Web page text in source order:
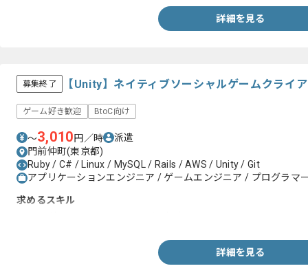
詳細を見る
募集終了 【Unity】ネイティブソーシャルゲームクライ
ゲーム好き歓迎 BtoC向け
〜3,010円／時
派遣
門前仲町(東京都)
Ruby / C# / Linux / MySQL / Rails / AWS / Unity / Git
アプリケーションエンジニア / ゲームエンジニア / プログラマ
求めるスキル
詳細を見る